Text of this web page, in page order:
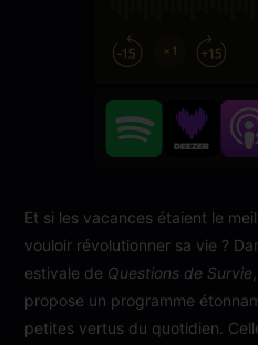
Et si les vacances étaient le
vouloir révolutionner sa vie ?
estivale de Questions de Survie
propose un programme
petites vertus du quotidien.